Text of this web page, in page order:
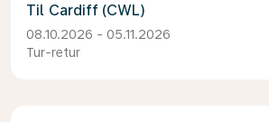
Cardiff (CWL)
08.10.2026 - 05.11.2026
Tur-retur